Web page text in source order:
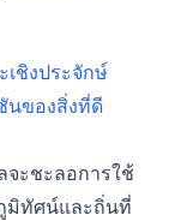
เชิงประจักษ์
นของสิ่งที่ดี
ะชะลอการใช้
มิทัศน์และถิ่นที่